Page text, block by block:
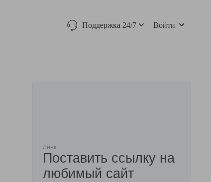
Поддержка 24/7 Войти
Линк+
Поставить ссылку на
любимый сайт